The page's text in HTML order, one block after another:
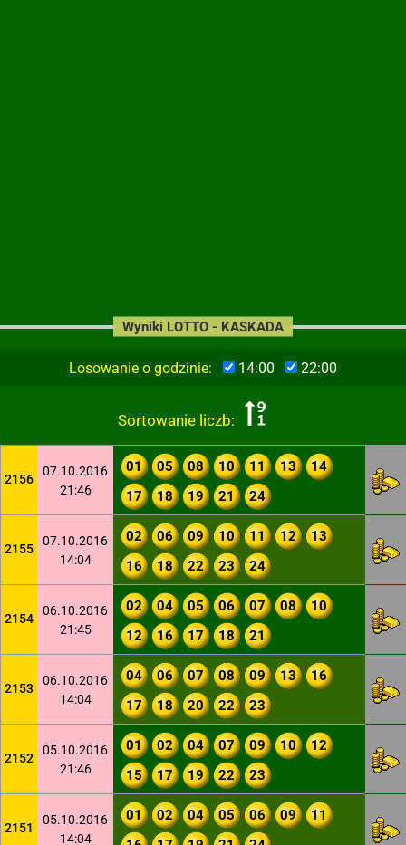
Losowanie o godzinie: 14:00 22:00
Sortowanie liczb:
Wyniki LOTTO - KASKADA
2156
07.10.2016
21:46
01 05 08 10 11 13
14
17
18 19 21 24
2155
07.10.2016
14:04
02 06 09 10 11 12
13
16
18 22 23 24
2154
06.10.2016
21:45
02 04 05 06 07 08
10
12
16 17 18 21
2153
06.10.2016
14:04
04 06 07 08 09 13
16
17
18 20 22 23
2152
05.10.2016
21:46
01 02 04 07 09 10
12
15
17 19 22 23
2151
05.10.2016
14:04
01 02 04 05 06 09
11